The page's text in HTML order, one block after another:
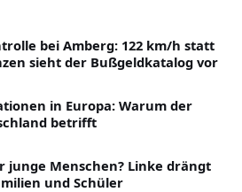
bei Amberg: 122 km/h statt
sieht der Bußgeldkatalog vor
in Europa: Warum der
betrifft
junge Menschen? Linke drängt
und Schüler